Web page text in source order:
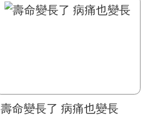
壽命變長了 病痛也變長